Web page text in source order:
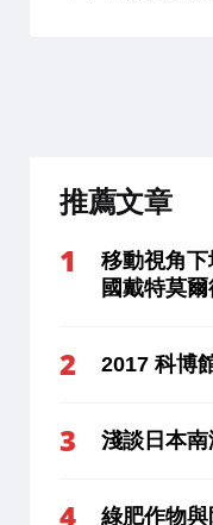
推薦文章
移動視角
國戴特莫
2017 科博
淺談日本
綠肥作物